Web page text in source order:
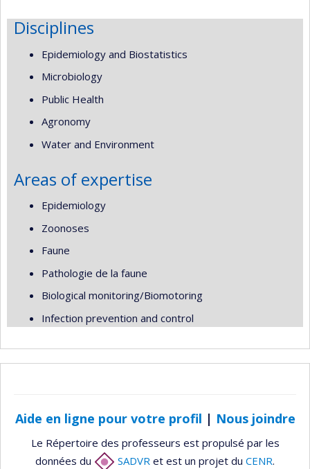
Disciplines
Epidemiology and Biostatistics
Microbiology
Public Health
Agronomy
Water and Environment
Areas of expertise
Epidemiology
Zoonoses
Faune
Pathologie de la faune
Biological monitoring/Biomotoring
Infection prevention and control
Aide en ligne pour votre profil | Nous joindre
Le Répertoire des professeurs est propulsé par les
données du
SADVR et est un projet du CENR.